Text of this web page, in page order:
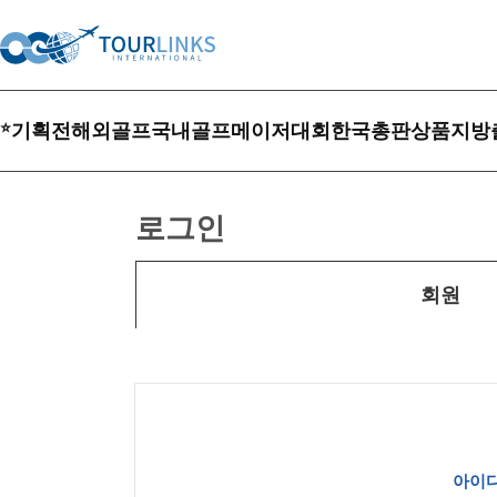
⭐기획전 해외골프국내골프메이저대회 한국총판상품지방
로그인
회원
아이